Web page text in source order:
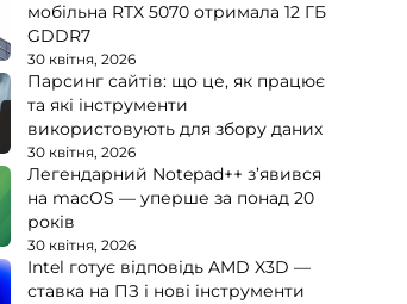
мобільна RTX 5070 отримала 12 ГБ
GDDR7
30 квітня, 2026
Парсинг сайтів: що це, як працює
та які інструменти
використовують для збору даних
30 квітня, 2026
Легендарний Notepad++ з’явився
на macOS — уперше за понад 20
років
30 квітня, 2026
Intel готує відповідь AMD X3D —
ставка на ПЗ і нові інструменти